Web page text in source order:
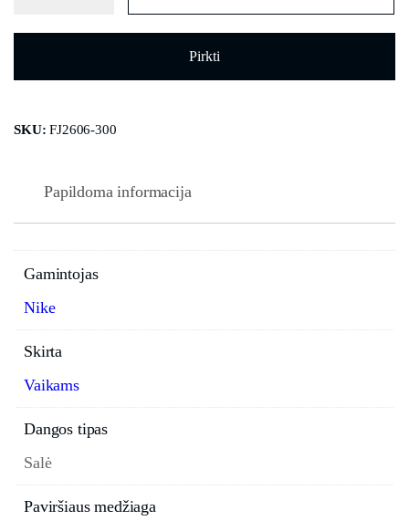
Pirkti
SKU:FJ2606-300
Papildoma informacija
Gamintojas
Nike
Skirta
Vaikams
Dangos tipas
Salė
Paviršiaus medžiaga